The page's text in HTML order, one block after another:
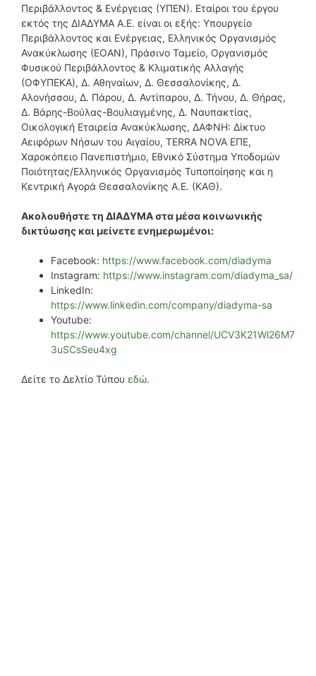
Περιβάλλοντος & Ενέργειας (ΥΠΕΝ). Εταίροι του έργου
εκτός της ΔΙΑΔΥΜΑ Α.Ε. είναι οι εξής: Υπουργείο
Περιβάλλοντος και Ενέργειας, Ελληνικός Οργανισμός
Ανακύκλωσης (ΕΟΑΝ), Πράσινο Ταμείο, Οργανισμός
Φυσικού Περιβάλλοντος & Κλιματικής Αλλαγής
(ΟΦΥΠΕΚΑ), Δ. Αθηναίων, Δ. Θεσσαλονίκης, Δ.
Αλονήσσου, Δ. Πάρου, Δ. Αντίπαρου, Δ. Τήνου, Δ. Θήρας,
Δ. Βάρης-Βούλας-Βουλιαγμένης, Δ. Ναυπακτίας,
Οικολογική Εταιρεία Ανακύκλωσης, ΔΑΦΝΗ: Δίκτυο
Αειφόρων Νήσων του Αιγαίου, TERRA NOVA ΕΠΕ,
Χαροκόπειο Πανεπιστήμιο, Εθνικό Σύστημα Υποδομών
Ποιότητας/Ελληνικός Οργανισμός Τυποποίησης και η
Κεντρική Αγορά Θεσσαλονίκης Α.Ε. (ΚΑΘ).
Ακολουθήστε τη ΔΙΑΔΥΜΑ στα μέσα κοινωνικής
δικτύωσης και μείνετε ενημερωμένοι:
Facebook: https://www.facebook.com/diadyma
Instagram: https://www.instagram.com/diadyma_sa/
LinkedIn:
https://www.linkedin.com/company/diadyma-sa
Youtube:
https://www.youtube.com/channel/UCV3K21Wl26M7
3uSCsSeu4xg
Δείτε το Δελτίο Τύπου εδώ.